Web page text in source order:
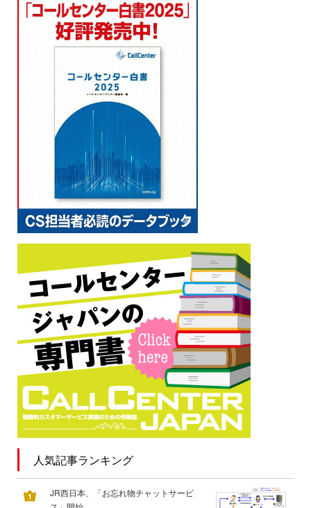
人気記事ランキング
JR西日本、「お忘れ物チャットサービ